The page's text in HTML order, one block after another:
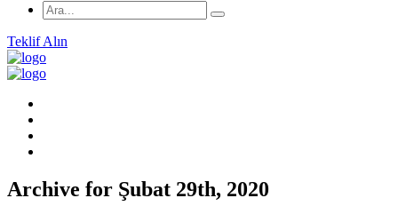
Teklif Alın
Archive for Şubat 29th, 2020